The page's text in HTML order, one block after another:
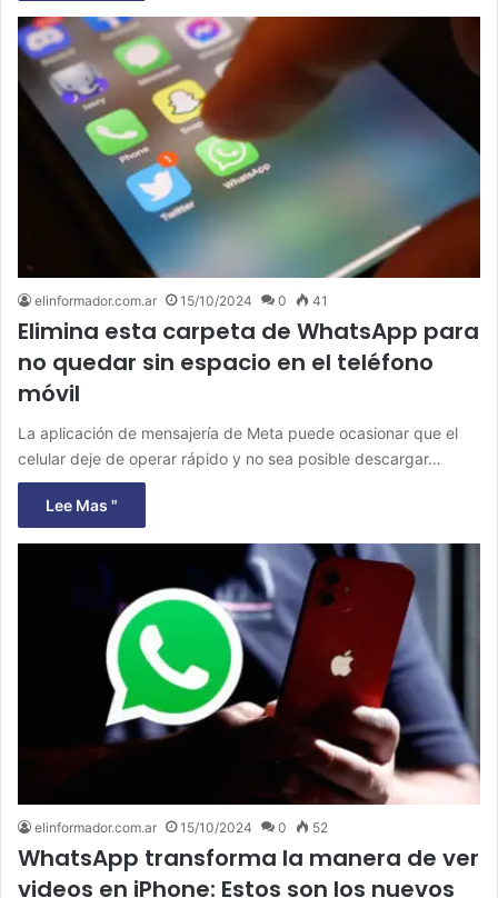
elinformador.com.ar 15/10/2024 0 41
Elimina esta carpeta de WhatsApp para
no quedar sin espacio en el teléfono
móvil
La aplicación de mensajería de Meta puede ocasionar que el
celular deje de operar rápido y no sea posible descargar…
Lee Mas "
elinformador.com.ar 15/10/2024 0 52
WhatsApp transforma la manera de ver
videos en iPhone: Estos son los nuevos